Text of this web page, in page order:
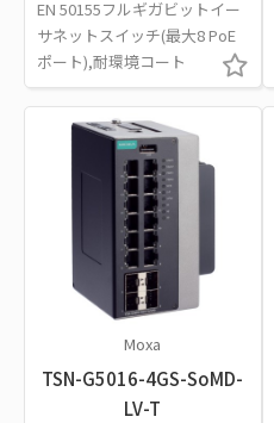
EN 50155フルギガビットイー
サネットスイッチ(最大8 PoE
ポート),耐環境コート
Moxa
TSN-G5016-4GS-SoMD-
LV-T